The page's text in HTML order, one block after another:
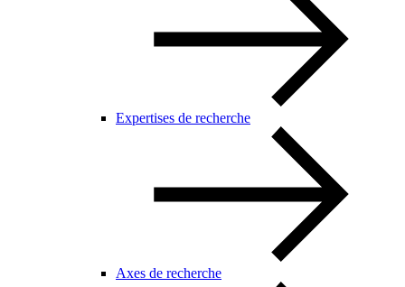
Expertises de recherche
Axes de recherche